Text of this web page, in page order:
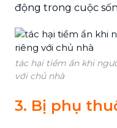
động trong cuộc
tác hại tiềm ẩn khi
với chủ nhà
3. Bị phụ